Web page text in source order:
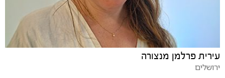
עירית פרלמן מנצורה
ירושלים